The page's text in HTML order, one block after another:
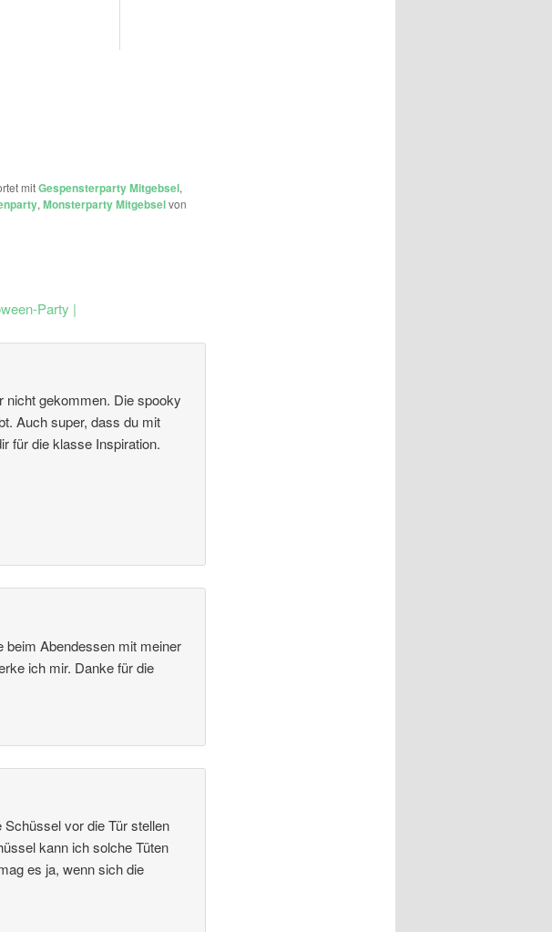
mitGespensterparty Mitgebsel,
, Monsterparty Mitgebselvon
Party |
nicht gekommen. Die spooky
Auch super, dass du mit
für die klasse Inspiration.
beim Abendessen mit meiner
ich mir. Danke für die
vor die Tür stellen
kann ich solche Tüten
es ja, wenn sich die